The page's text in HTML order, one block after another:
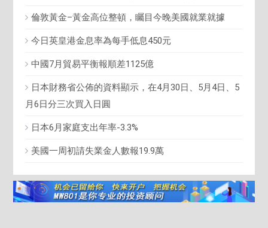
倫敦黃金–黃金高位整頓，矚目今晚美國就業就據
今日英皇港金息率為每手低息450元
中國7月貿易平衡報順差1125億
日本財務省公佈的資料顯示，在4月30日、5月4日、5
月6日分三次買入日圓
日本6月家庭支出年率-3.3%
美國一周初請失業金人數報19.9萬